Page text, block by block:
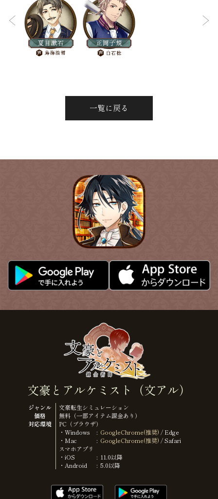
一覧に戻る
文豪とアルケミスト（文アル）
ジャンル
文豪転生シミュレーション
価格
無料（一部アイテム課金あり）
対応環境
PC（ブラウザ）
・Windows
GoogleChrome(推奨) / Edge
・Mac
GoogleChrome(推奨) / Safari
スマホアプリ
・iOS
11.0以降
・Android
5.0以降